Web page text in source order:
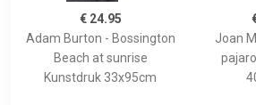
€ 24.95
Adam Burton - Bossington
Beach at sunrise
Kunstdruk 33x95cm
Joan